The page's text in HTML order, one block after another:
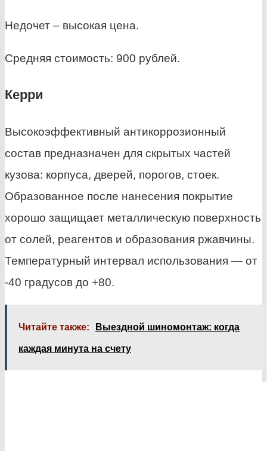
Недочет – высокая цена.
Средняя стоимость: 900 рублей.
Керри
Высокоэффективный антикоррозионный
состав предназначен для скрытых частей
кузова: корпуса, дверей, порогов, стоек.
Образованное после нанесения покрытие
хорошо защищает металлическую поверхность
от солей, реагентов и образования ржавчины.
Температурный интервал использования — от
-40 градусов до +80.
Читайте также: Выездной шиномонтаж: когда
каждая минута на счету